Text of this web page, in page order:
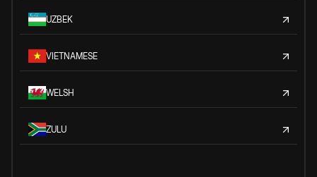
UZBEK
VIETNAMESE
WELSH
ZULU